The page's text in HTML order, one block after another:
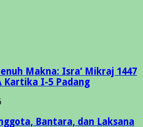
Makna: Isra’ Mikraj 1447
Kartika I-5 Padang
Bantara, dan Laksana